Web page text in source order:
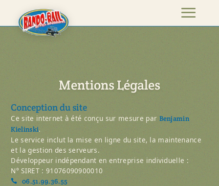
Mentions Légales
Conception du site
Ce site internet à été conçu sur mesure parBenjamin
Kielinski.
Le service inclut la mise en ligne du site, la maintenance
et la gestion des serveurs.
Développeur indépendant en entreprise individuelle :
N° SIRET : 91076090900010
06.51.99.36.55